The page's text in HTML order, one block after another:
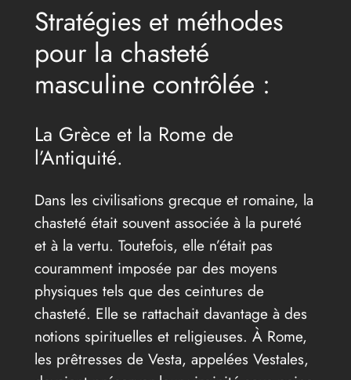
Stratégies et méthodes
pour la chasteté
masculine contrôlée :
La Grèce et la Rome de
l’Antiquité.
Dans les civilisations grecque et romaine, la
chasteté était souvent associée à la pureté
et à la vertu. Toutefois, elle n’était pas
couramment imposée par des moyens
physiques tels que des ceintures de
chasteté. Elle se rattachait davantage à des
notions spirituelles et religieuses. À Rome,
les prêtresses de Vesta, appelées Vestales,